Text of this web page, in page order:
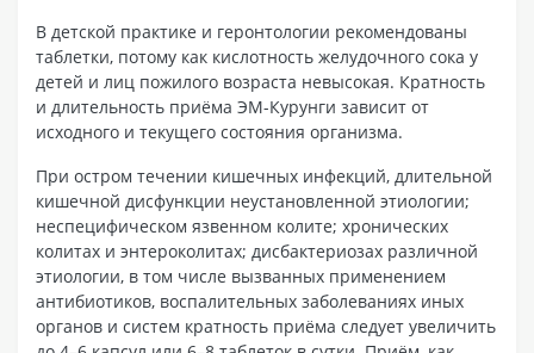
В детской практике и геронтологии рекомендованы
таблетки, потому как кислотность желудочного сока у
детей и лиц пожилого возраста невысокая. Кратность
и длительность приёма ЭМ-Курунги зависит от
исходного и текущего состояния организма.
При остром течении кишечных инфекций, длительной
кишечной дисфункции неустановленной этиологии;
неспецифическом язвенном колите; хронических
колитах и энтероколитах; дисбактериозах различной
этиологии, в том числе вызванных применением
антибиотиков, воспалительных заболеваниях иных
органов и систем кратность приёма следует увеличить